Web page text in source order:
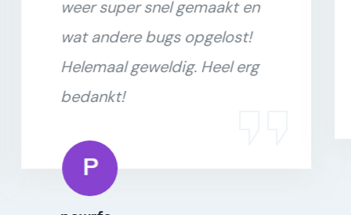
weer super snel gemaakt en
wat andere bugs opgelost!
Helemaal geweldig. Heel erg
bedankt!